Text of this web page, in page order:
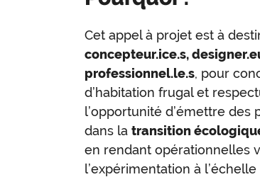
Cet appel à projet est à
concepteur.ice.s,
professionnel.le.s, pour
d’habitation frugal et
l’opportunité d’émettre des
dans la transition
en rendant opérationnelles
l’expérimentation à